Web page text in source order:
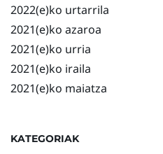
2022(e)ko urtarrila
2021(e)ko azaroa
2021(e)ko urria
2021(e)ko iraila
2021(e)ko maiatza
KATEGORIAK